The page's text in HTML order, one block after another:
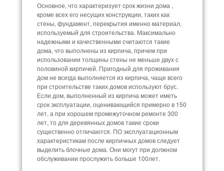
Основное, что характеризует срок жизни дома ,
кроме всех его несущих конструкции, таких как
стены, фундамент, перекрытия именно материал,
используемый для строительства. Максимально
надежными и качественными считаются такие
дома, что выполнены из кирпича, причем при
использовании толщины стены не меньше двух с
половиной кирпичей. Пригодный для проживания
дом не всегда выполняется из кирпича, чаще всего
при строительстве таких домов используют брус.
Если дом, выполненный из кирпича может иметь
срок эксплуатации, оценивающийся примерно в 150
лет, а при хорошем промежуточном ремонте 300
лет, то для деревянных домов такие сроки
существенно отличаются. ПО эксплуатационным
характеристикам после кирпичных домов следует
выделить блочные дома. Они могут при должном
обслуживании прослужить больше 100лет.